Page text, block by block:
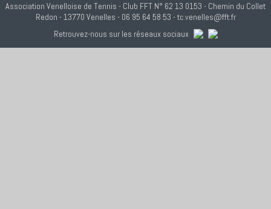
Association Venelloise de Tennis - Club FFT N° 62 13 0153 - Chemin du Collet
Redon - 13770 Venelles - 06 95 64 58 53 - tc.venelles@fft.fr
Retrouvez-nous sur les réseaux sociaux